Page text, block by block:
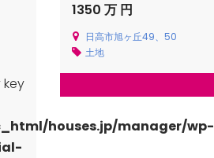
1350 万 円
日高市旭ヶ丘49、50
土地
key
houses.jp/manager/wp-